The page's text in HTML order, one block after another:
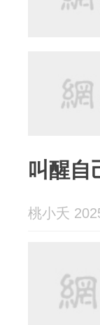
叫醒自
桃小夭